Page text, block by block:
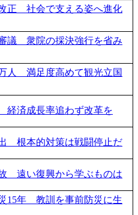
正 社会で支える姿へ進化
議 衆院の採決強行を省み
人 満足度高めて観光立国
済成長率追わず改革を
根本的対策は戦闘停止だ
遠い復興から学ぶものは
15年 教訓を事前防災に生